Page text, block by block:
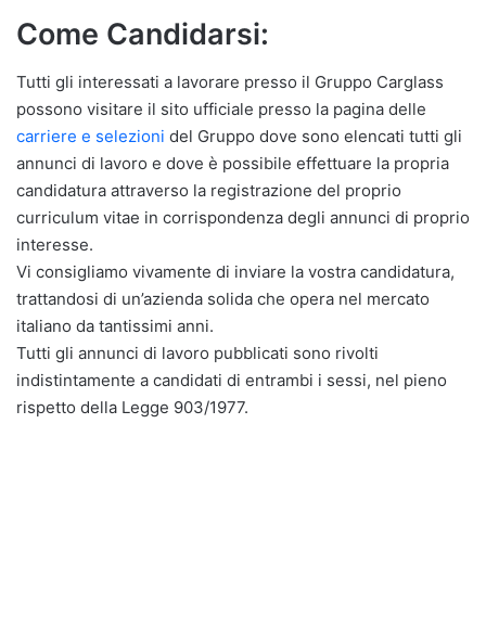
Come Candidarsi:
Tutti gli interessati a lavorare presso il Gruppo Carglass
possono visitare il sito ufficiale presso la pagina delle
carriere e selezioni del Gruppo dove sono elencati tutti gli
annunci di lavoro e dove è possibile effettuare la propria
candidatura attraverso la registrazione del proprio
curriculum vitae in corrispondenza degli annunci di proprio
interesse.
Vi consigliamo vivamente di inviare la vostra candidatura,
trattandosi di un’azienda solida che opera nel mercato
italiano da tantissimi anni.
Tutti gli annunci di lavoro pubblicati sono rivolti
indistintamente a candidati di entrambi i sessi, nel pieno
rispetto della Legge 903/1977.